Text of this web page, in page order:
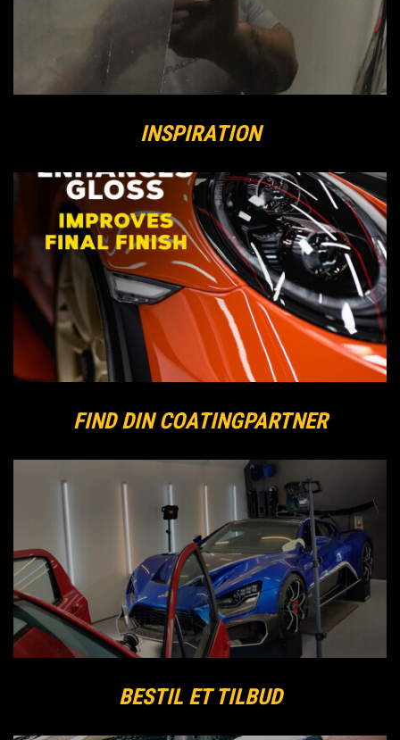
INSPIRATION
FIND DIN COATINGPARTNER
BESTIL ET TILBUD